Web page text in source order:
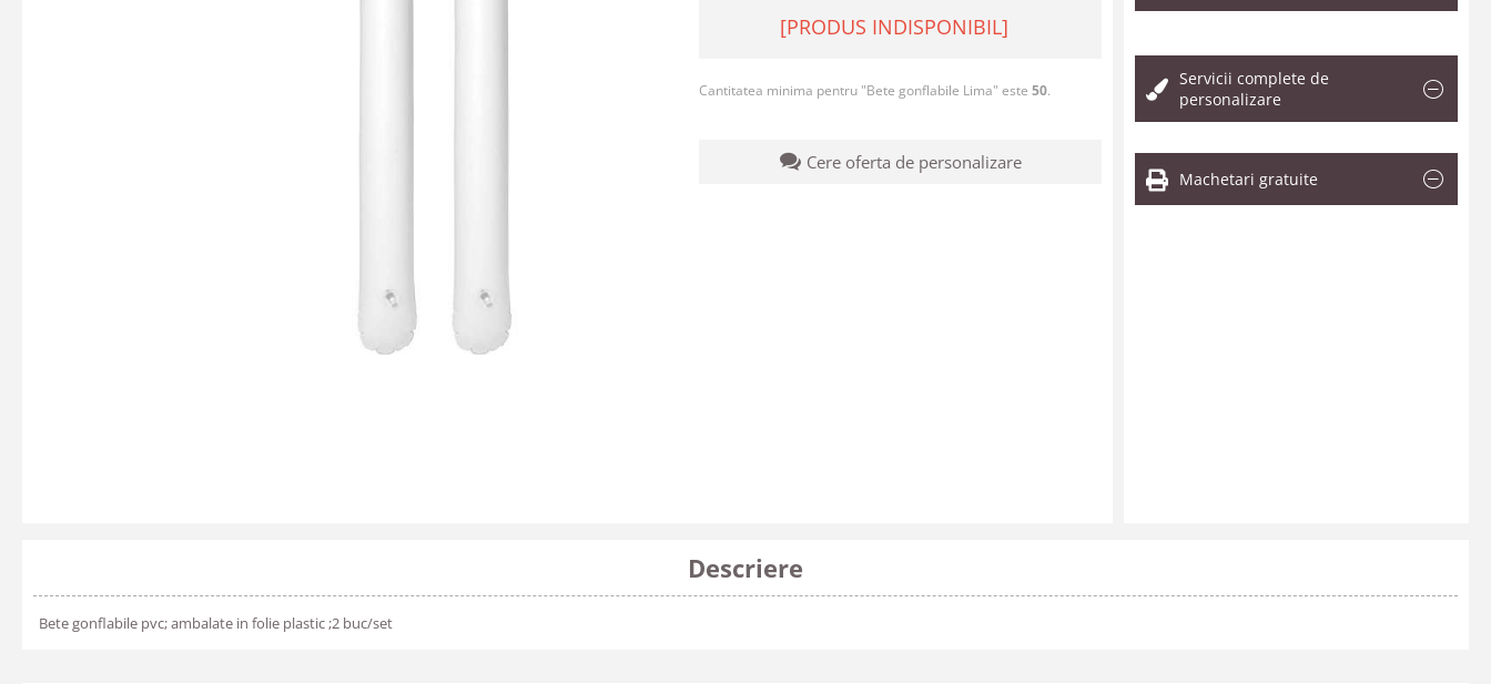
[PRODUS INDISPONIBIL]
Cantitatea minima pentru "Bete gonflabile Lima" este 50.
Cere oferta de personalizare
Servicii complete de
personalizare
Machetari gratuite
Descriere
Bete gonflabile pvc; ambalate in folie plastic ;2 buc/set